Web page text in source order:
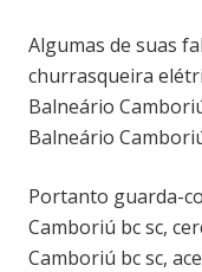
Algumas de suas
churrasqueira
Balneário
Balneário
Portanto guarda-
Camboriú bc sc,
Camboriú bc sc,